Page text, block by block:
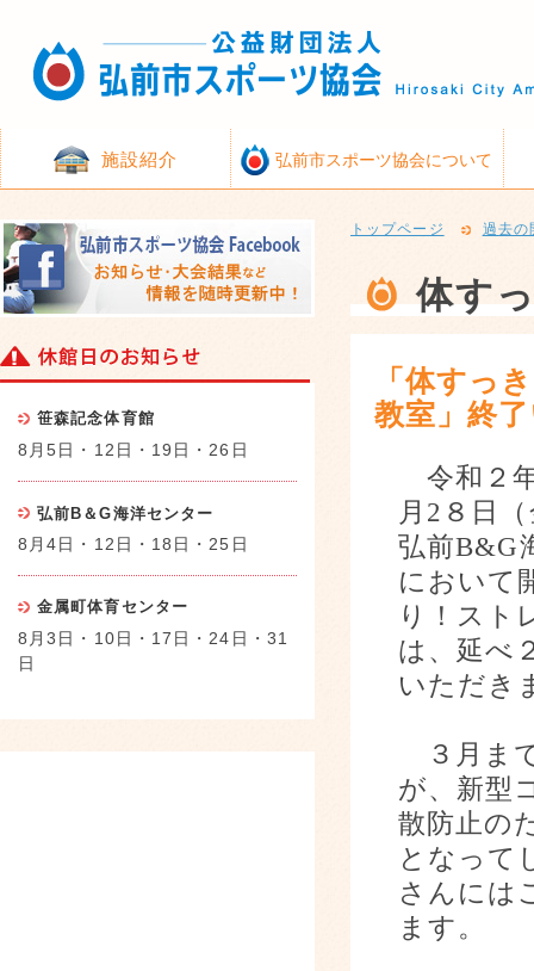
施設紹介 弘前市スポーツ協会について
トップページ 過去の
体す
「体すっ
教室」終
令和２
月 2 ８日
弘前B&G
において
り！スト
は、延べ
いただき
３月ま
が、新型
散防止の
となって
さんには
ます。
笹森記念体育館
8月5日・12日・19日・26日
弘前B＆G海洋センター
8月4日・12日・18日・25日
金属町体育センター
8月3日・10日・17日・24日・31
日